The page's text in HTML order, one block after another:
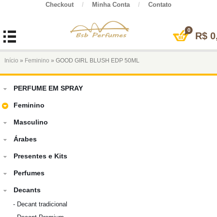
Checkout / Minha Conta / Contato
0
R$
Início » Feminino » GOOD GIRL BLUSH EDP 50ML
PERFUME EM SPRAY
Feminino
Masculino
Árabes
Presentes e Kits
Perfumes
Decants
- Decant tradicional